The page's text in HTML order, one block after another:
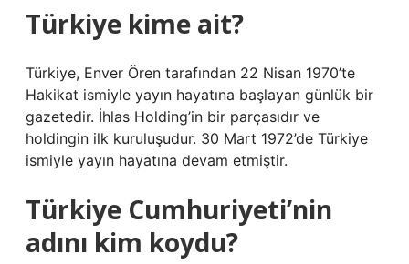
Türkiye kime ait?
Türkiye, Enver Ören tarafından 22 Nisan 1970’te
Hakikat ismiyle yayın hayatına başlayan günlük bir
gazetedir. İhlas Holding’in bir parçasıdır ve
holdingin ilk kuruluşudur. 30 Mart 1972’de Türkiye
ismiyle yayın hayatına devam etmiştir.
Türkiye Cumhuriyeti’nin
adını kim koydu?